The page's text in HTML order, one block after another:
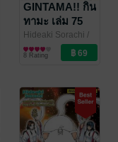
GINTAMA!! กิน
ทามะ เล่ม 75
Hideaki Sorachi /
Siam Inter Comics
การ์ตูนทั่วไป
8 Rating